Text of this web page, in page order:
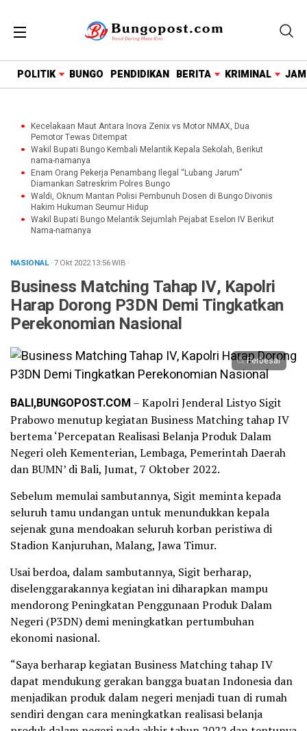
f08c47fec0942fa0
POLITIK BUNGO PENDIDIKAN BERITA KRIMINAL
Kecelakaan Maut Antara Inova Zenix vs Motor NMAX, Dua
Pemotor Tewas Ditempat
Wakil Bupati Bungo Kembali Melantik Kepala Sekolah, Berikut
nama-namanya
Enam Orang Pekerja Penambang Ilegal “Lubang Jarum”
Diamankan Satreskrim Polres Bungo
Waldi, Oknum Mantan Polisi Pembunuh Dosen di Bungo Divonis
Hakim Hukuman Seumur Hidup
Wakil Bupati Bungo Melantik Sejumlah Pejabat Eselon IV Berikut
Nama-namanya
NASIONAL· 7 Okt 202213:56WIB ·
Business Matching Tahap IV, Kapolri
Harap Dorong P3DN Demi Tingkatkan
Perekonomian Nasional
Perbesar
BALI,BUNGOPOST.COM – Kapolri Jenderal Listyo Sigit
Prabowo menutup kegiatan Business Matching tahap IV
bertema ‘Percepatan Realisasi Belanja Produk Dalam
Negeri oleh Kementerian, Lembaga, Pemerintah Daerah
dan BUMN’ di Bali, Jumat, 7 Oktober 2022.
Sebelum memulai sambutannya, Sigit meminta kepada
seluruh tamu undangan untuk menundukkan kepala
sejenak guna mendoakan seluruh korban peristiwa di
Stadion Kanjuruhan, Malang, Jawa Timur.
Usai berdoa, dalam sambutannya, Sigit berharap,
diselenggarakannya kegiatan ini diharapkan mampu
mendorong Peningkatan Penggunaan Produk Dalam
Negeri (P3DN) demi meningkatkan pertumbuhan
ekonomi nasional.
“Saya berharap kegiatan Business Matching tahap IV
dapat mendukung gerakan bangga buatan Indonesia dan
menjadikan produk dalam negeri menjadi tuan di rumah
sendiri dengan cara meningkatkan realisasi belanja